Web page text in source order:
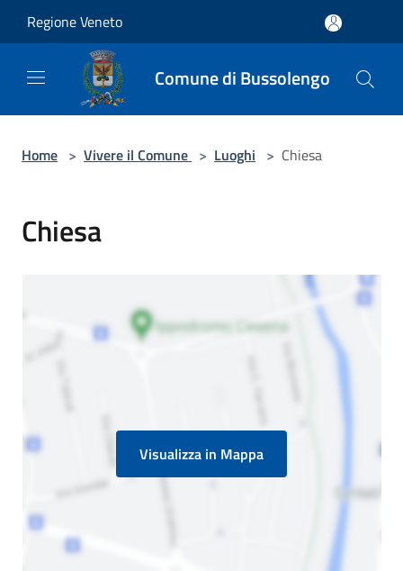
Regione Veneto
Comune di Bussolengo
Home > Vivere il Comune > Luoghi > Chiesa
Chiesa
Visualizza in Mappa